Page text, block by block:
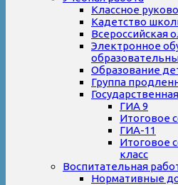
Классное
Кадетство
Всероссийская
Электронное
Образование
Группа
ГИА 9
Итоговое
ГИА-11
Итоговое
класс
Воспитательная
Нормативные